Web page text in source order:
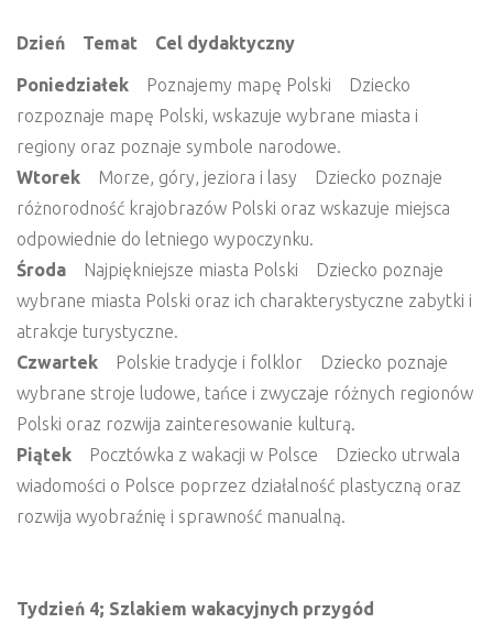
Dzień Temat Cel dydaktyczny
Poniedziałek
Poznajemy mapę Polski Dziecko
rozpoznaje mapę Polski, wskazuje wybrane miasta i
regiony oraz poznaje symbole narodowe.
Wtorek Morze, góry, jeziora i lasy Dziecko poznaje
różnorodność krajobrazów Polski oraz wskazuje miejsca
odpowiednie do letniego wypoczynku.
Środa
Najpiękniejsze miasta Polski Dziecko poznaje
wybrane miasta Polski oraz ich charakterystyczne zabytki i
atrakcje turystyczne.
Czwartek Polskie tradycje i folklor Dziecko poznaje
wybrane stroje ludowe, tańce i zwyczaje różnych regionów
Polski oraz rozwija zainteresowanie kulturą.
Piątek Pocztówka z wakacji w Polsce Dziecko utrwala
wiadomości o Polsce poprzez działalność plastyczną oraz
rozwija wyobraźnię i sprawność manualną.
Tydzień 4; Szlakiem wakacyjnych przygód